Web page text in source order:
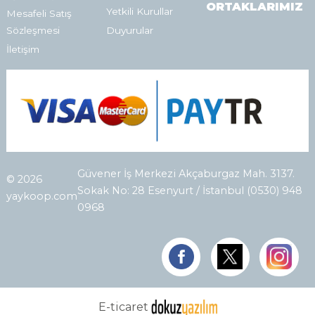
Mesafeli Satış
Sözleşmesi
İletişim
Yetkili Kurullar
Duyurular
ORTAKLARIMIZ
© 2026
yaykoop.com
Güvener İş Merkezi Akçaburgaz Mah. 3137.
Sokak No: 28 Esenyurt / İstanbul (0530) 948
0968
E-ticaret